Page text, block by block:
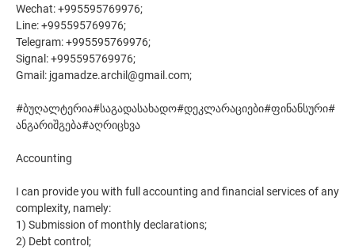
Wechat: +995595769976;
Line: +995595769976;
Telegram: +995595769976;
Signal: +995595769976;
Gmail: jgamadze.archil@gmail.com;
#ბუღალტერია#საგადასახადო#დეკლარაციები#ფინანსური#
ანგარიშგება#აღრიცხვა
Accounting
I can provide you with full accounting and financial services of any
complexity, namely:
1) Submission of monthly declarations;
2) Debt control;